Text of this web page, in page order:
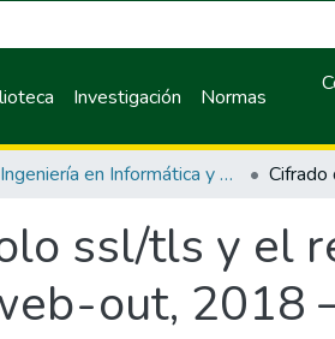
Investigación Normas
Ingeniería en Informática y Sistemas
ssl/tls y el
out, 2018